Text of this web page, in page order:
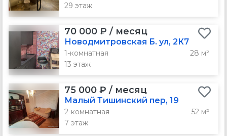
29 этаж
70 000 ₽ / месяц
Новодмитровская Б. ул, 2К7
1-комнатная
28 м²
13 этаж
75 000 ₽ / месяц
Малый Тишинский пер, 19
2-комнатная
52 м²
7 этаж